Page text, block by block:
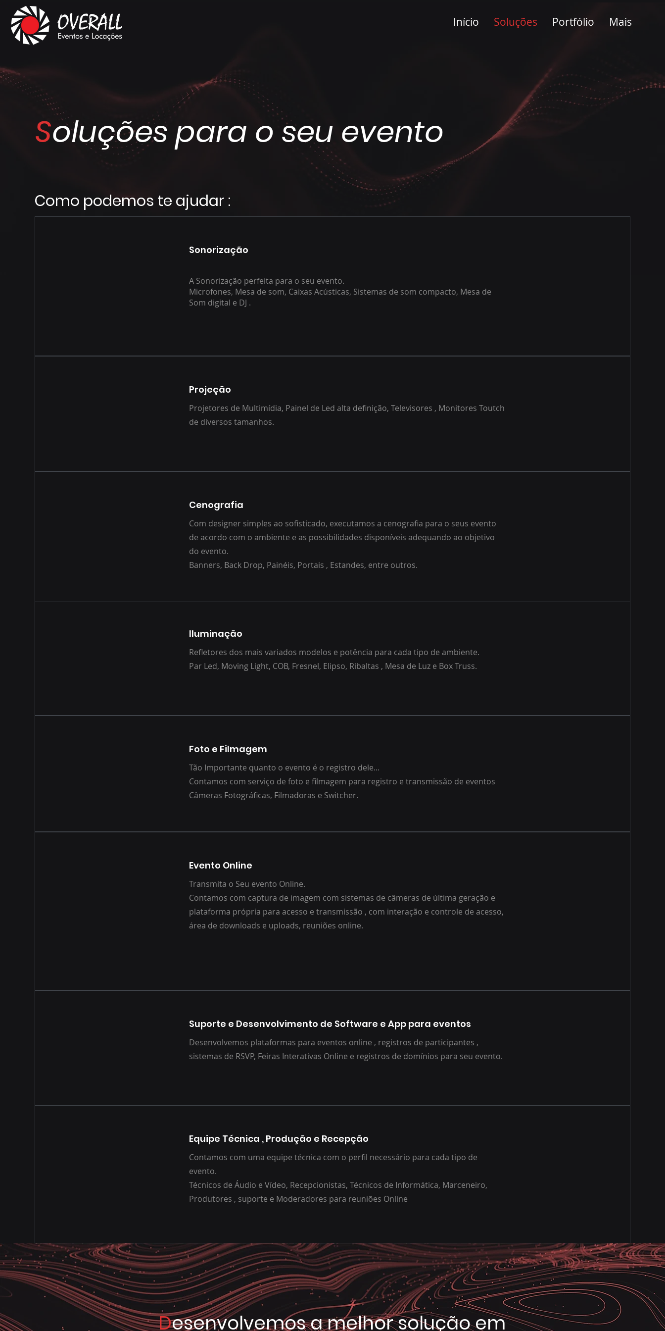
Início Soluções Portfólio Mais
Soluções para o seu evento
Como podemos te ajudar :
Sonorização
A Sonorização perfeita para o seu evento.
Microfones, Mesa de som, Caixas Acústicas, Sistemas de som compacto, Mesa de
Som digital e DJ .
Projeção
Projetores de Multimídia, Painel de Led alta definição, Televisores , Monitores Toutch
de diversos tamanhos.
Iluminação
Refletores dos mais variados modelos e potência para cada tipo de ambiente.
Par Led, Moving Light, COB, Fresnel, Elipso, Ribaltas , Mesa de Luz e Box Truss.
Cenografia
Com designer simples ao sofisticado, executamos a cenografia para o seus evento
de acordo com o ambiente e as possibilidades disponíveis adequando ao objetivo
do evento.
Banners, Back Drop, Painéis, Portais , Estandes, entre outros.
Foto e Filmagem
Tão Importante quanto o evento é o registro dele...
Contamos com serviço de foto e filmagem para registro e transmissão de eventos
Câmeras Fotográficas, Filmadoras e Switcher.
Evento Online
Transmita o Seu evento Online.
Contamos com captura de imagem com sistemas de câmeras de última geração e
plataforma própria para acesso e transmissão , com interação e controle de acesso,
área de downloads e uploads, reuniões online.
Suporte e Desenvolvimento de Software e App para eventos
Desenvolvemos plataformas para eventos online , registros de participantes ,
sistemas de RSVP, Feiras Interativas Online e registros de domínios para seu evento.
Equipe Técnica , Produção e Recepção
Contamos com uma equipe técnica com o perfil necessário para cada tipo de
evento.
Técnicos de Áudio e Vídeo, Recepcionistas, Técnicos de Informática, Marceneiro,
Produtores , suporte e Moderadores para reuniões Online
Desenvolvemos a melhor solução em